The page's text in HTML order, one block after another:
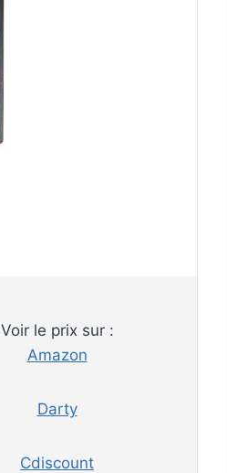
Voir le prix sur :
Amazon
Darty
Cdiscount